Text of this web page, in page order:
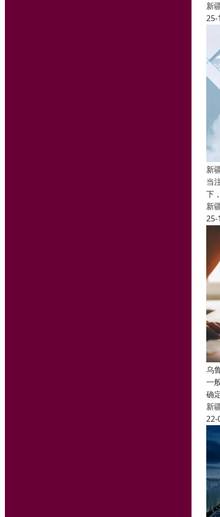
新
25-
新
当
下
新
25-
乌
一
确
新
22-